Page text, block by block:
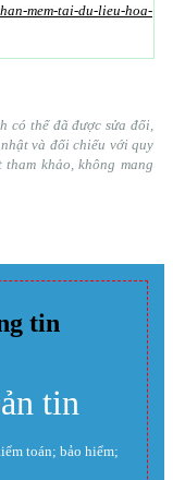
mem-tai-du-lieu-hoa-
có thể đã được sửa đổi,
và đối chiếu với quy
khảo, không mang
tin
tin
toán; bảo hiểm;